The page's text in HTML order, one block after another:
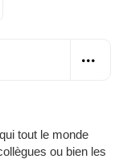
tout le monde
ou bien les